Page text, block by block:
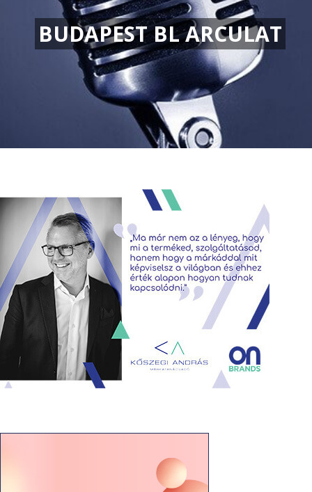
BUDAPEST BL ARCULAT